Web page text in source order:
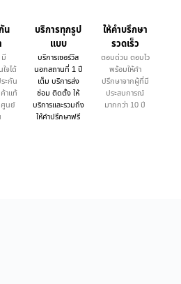
น
จได้
ะกัน
าแท้
ศูนย์
บริการทุกรูป
แบบ
บริการเซอร์วิส
นอกสถานที่ 1 ปี
เต็ม บริการส่ง
ซ่อม ติดตั้ง ให้
บริการและรวมถึง
ให้คำปรึกษาฟรี
ให้คำบรึกษา
รวดเร็ว
ตอบด่วน ตอบไว
พร้อมให้คำ
ปรึกษาจากผู้ที่มี
ประสบการณ์
มากกว่า 10 ปี